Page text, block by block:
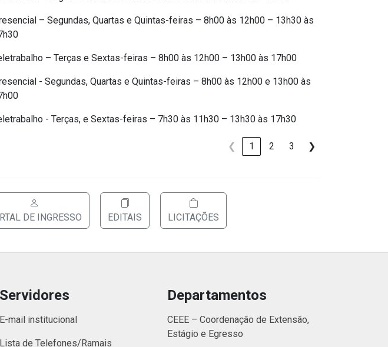
– Segundas, Quartas e Quintas-feiras – 8h00 às 12h00 – 13h30 às
– Terças e Sextas-feiras – 8h00 às 12h00 – 13h00 às 17h00
- Segundas, Quartas e Quintas-feiras – 8h00 às 12h00 e 13h00 às
- Terças, e Sextas-feiras – 7h30 às 11h30 – 13h30 às 17h30
❮ 1 2 3 ❯
DE INGRESSO EDITAIS LICITAÇÕES
Servidores
E-mail institucional
Lista de Telefones/Ramais
Departamentos
CEEE – Coordenação de Extensão,
Estágio e Egresso